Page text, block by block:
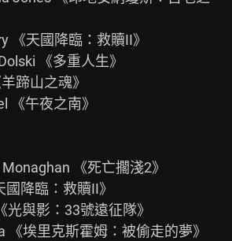
《天國降臨：救贖II》
《多重人生》
蹄山之魂》
《午夜之南》
《死亡擱淺2》
降臨：救贖II》
光與影：33號遠征隊》
《埃里克斯霍姆：被偷走的夢》